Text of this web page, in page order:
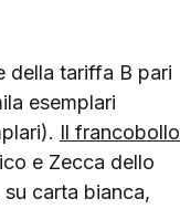
della tariffa B pari
esemplari
Il francobollo
e Zecca dello
carta bianca,